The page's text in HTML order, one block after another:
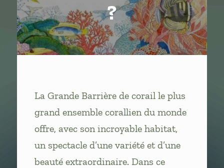
?
La Grande Barrière de corail le plus
grand ensemble corallien du monde
offre, avec son incroyable habitat,
un spectacle d’une variété et d’une
beauté extraordinaire. Dans ce